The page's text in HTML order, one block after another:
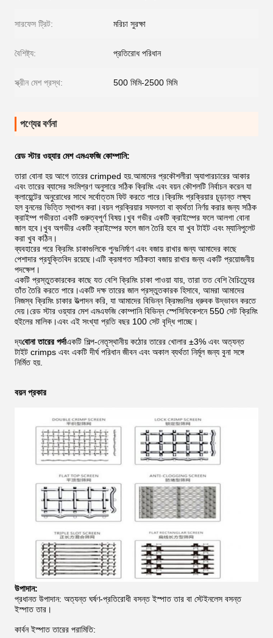
সারফেস ট্রিট: মরিচা সুরক্ষা
বৈশিষ্ট্য: প্রতিরোধ পরিধান
স্ক্রীন মেশ প্রস্থ: 500 মিমি-2500 মিমি
পণ্যের বর্ণনা
রেড স্টার ওয়্যার মেশ এমএফজি কোম্পানি:
তারা বোনা হয় আগে তারের crimped হয়.আমাদের প্রকৌশলীরা অ্যাপারচারের আকার
এবং তারের ব্যাসের সংমিশ্রণ অনুসারে সঠিক ক্রিমিং এবং বয়ন কৌশলটি নির্বাচন করেন যা
ক্লায়েন্টের অনুরোধের সাথে সর্বোত্তম ফিট করতে পারে।ক্রিমিং প্রক্রিয়ার চূড়ান্ত লক্ষ্য
হল বুননের ভিত্তি স্থাপন করা।বয়ন প্রক্রিয়ার সফলতা বা ব্যর্থতা নির্ণয় করার জন্য সঠিক
ক্রাইম্প গভীরতা একটি গুরুত্বপূর্ণ বিষয়।খুব গভীর একটি ক্রাইম্পের ফলে আলগা বোনা
জাল হবে।খুব অগভীর একটি ক্রাইম্পের ফলে জাল তৈরি হবে যা খুব টাইট এবং ম্যানিপুলেট
করা খুব কঠিন।
ব্যবহারের পরে ক্রিমিং চাকাগুলিকে পুনঃনির্মাণ এবং বজায় রাখার জন্য আমাদের কাছে
পেশাদার প্রযুক্তিবিদ রয়েছে।এটি ক্রমাগত সঠিকতা বজায় রাখার জন্য একটি প্রয়োজনীয়
পদক্ষেপ।
একটি প্রস্তুতকারকের কাছে যত বেশি ক্রিমিং চাকা পাওয়া যায়, তারা তত বেশি বৈচিত্র্যের
তাঁত তৈরি করতে পারে।একটি দক্ষ তারের জাল প্রস্তুতকারক হিসাবে, আমরা আমাদের
নিজস্ব ক্রিমিং চাকার উত্পাদন করি, যা আমাদের বিভিন্ন ক্রিমগুলির ধ্রুবক উদ্ভাবন করতে
দেয়।রেড স্টার ওয়্যার মেশ এমএফজি কোম্পানি বিভিন্ন স্পেসিফিকেশনে 550 সেট ক্রিমিং
হুইলের মালিক।এবং এই সংখ্যা প্রতি বছর 100 সেট বৃদ্ধি পাচ্ছে।
দ্যবোনা তারের পর্দাএকটি শিল্প-নেতৃস্থানীয় কঠোর তারের খোলার ±3% এবং অত্যন্ত
টাইট crimps এবং একটি দীর্ঘ পরিধান জীবন এবং অকাল ব্যর্থতা নির্মূল জন্য বুনা সঙ্গে
নির্মিত হয়.
বয়ন প্রকার
উপাদান:
প্রধানত উপাদান: অত্যন্ত ঘর্ষণ-প্রতিরোধী বসন্ত ইস্পাত তার বা স্টেইনলেস বসন্ত
ইস্পাত তার।
কার্বন ইস্পাত তারের পরামিতি: